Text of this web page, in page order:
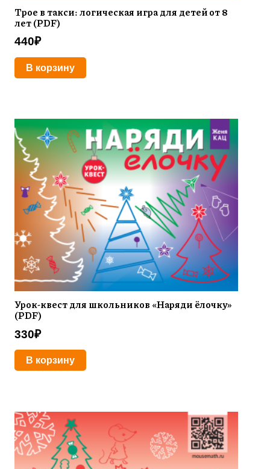
Трое в такси: логическая игра для детей от 8
лет (PDF)
440₽
В корзину
Урок-квест для школьников «Наряди ёлочку»
(PDF)
330₽
В корзину